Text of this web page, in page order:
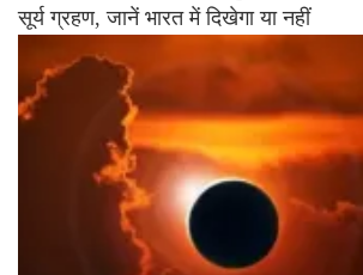
सूर्य ग्रहण, जानें भारत में दिखेगा या नहीं